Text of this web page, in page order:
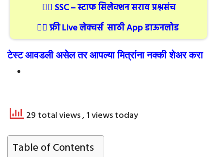
👉🏻 SSC – स्टाफ सिलेक्शन सराव प्रश्नसंच
👉🏻फ्री Live लेक्चर्स साठी App डाऊनलोड
टेस्ट आवडली असेल तर आपल्या मित्रांना नक्की शेअर करा
29 total views, 1 views today
Table of Contents